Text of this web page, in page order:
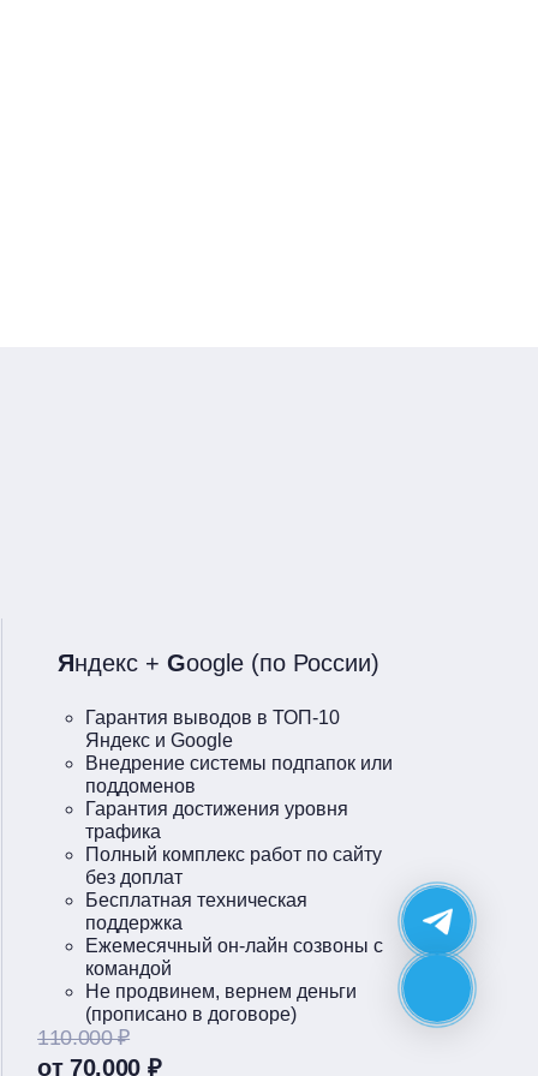
Яндекс + Google (по России)
Гарантия выводов в ТОП-10
Яндекс и Google
Внедрение системы подпапок или
поддоменов
Гарантия достижения уровня
трафика
Полный комплекс работ по сайту
без доплат
Бесплатная техническая
поддержка
Ежемесячный он-лайн созвоны с
командой
Не продвинем, вернем деньги
(прописано в договоре)
110.000 ₽
от 70.000 ₽